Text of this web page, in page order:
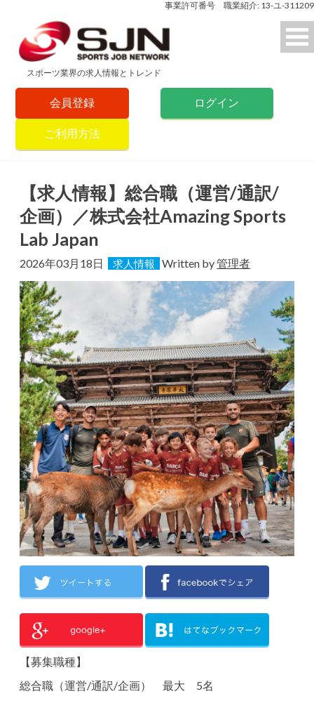
事業許可番号 職業紹介: 13-ユ-311209
スポーツ業界の求人情報とトレンド
会員登録 ログイン
ご利用方法
【求人情報】総合職（運営/通訳/
企画）／株式会社Amazing Sports
Lab Japan
2026年03月18日 求人情報 Written by管理者
【募集職種】
総合職（運営/通訳/企画） 最大 5名